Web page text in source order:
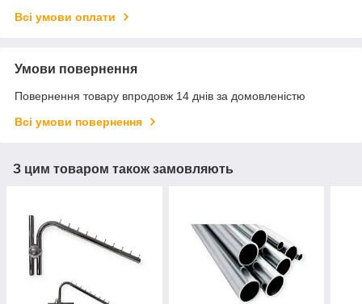
Всі умови оплати
Умови повернення
Повернення товару впродовж 14 днів за домовленістю
Всі умови повернення
З цим товаром також замовляють